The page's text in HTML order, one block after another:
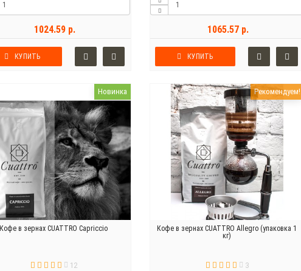
1024.59 р.
КУПИТЬ
1065.57 р.
КУПИТЬ
Новинка
Кофе в зернах CUATTRO Capriccio
12
Рекомендуем!
Кофе в зернах CUATTRO Allegro (упаковка 1
кг)
3